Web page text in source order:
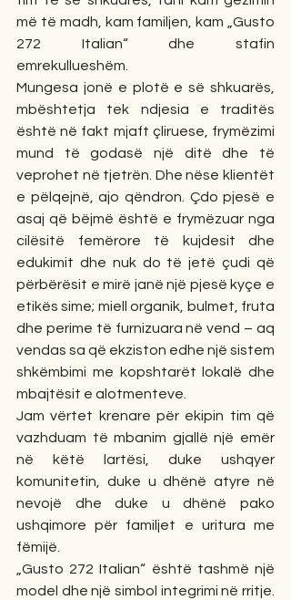
më të madh, kam familjen, kam „Gusto
272 Italian“ dhe stafin
emrekullueshëm.
Mungesa jonë e plotë e së shkuarës,
mbështetja tek ndjesia e traditës
është në fakt mjaft çliruese, frymëzimi
mund të godasë një ditë dhe të
veprohet në tjetrën. Dhe nëse klientët
e pëlqejnë, ajo qëndron. Çdo pjesë e
asaj që bëjmë është e frymëzuar nga
cilësitë femërore të kujdesit dhe
edukimit dhe nuk do të jetë çudi që
përbërësit e mirë janë një pjesë kyçe e
etikës sime; miell organik, bulmet, fruta
dhe perime të furnizuara në vend – aq
vendas sa që ekziston edhe një sistem
shkëmbimi me kopshtarët lokalë dhe
mbajtësit e alotmenteve.
Jam vërtet krenare për ekipin tim që
vazhduam të mbanim gjallë një emër
në këtë lartësi, duke ushqyer
komunitetin, duke u dhënë atyre në
nevojë dhe duke u dhënë pako
ushqimore për familjet e uritura me
fëmijë.
„Gusto 272 Italian“ është tashmë një
model dhe një simbol integrimi në rritje.